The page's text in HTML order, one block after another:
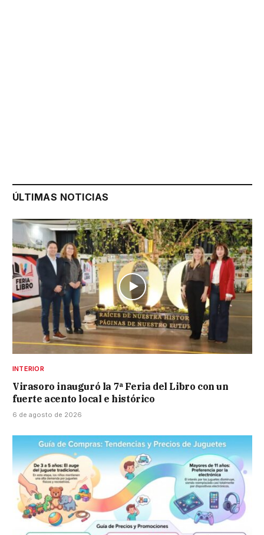
ÚLTIMAS NOTICIAS
INTERIOR
Virasoro inauguró la 7ª Feria del Libro con un
fuerte acento local e histórico
6 de agosto de 2026